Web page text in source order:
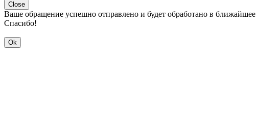
Close
Ваше обращение успешно отправлено и будет обработано в ближайшее
Спасибо!
Ok